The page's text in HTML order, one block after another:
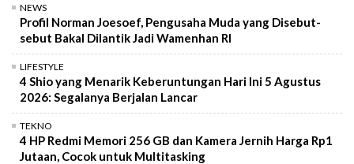
NEWS
Profil Norman Joesoef, Pengusaha Muda yang Disebut-
sebut Bakal Dilantik Jadi Wamenhan RI
LIFESTYLE
4 Shio yang Menarik Keberuntungan Hari Ini 5 Agustus
2026: Segalanya Berjalan Lancar
TEKNO
4 HP Redmi Memori 256 GB dan Kamera Jernih Harga Rp1
Jutaan, Cocok untuk Multitasking